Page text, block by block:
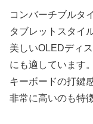
コンバーチブルタ
タブレットスタイ
美しいOLEDディ
にも適しています。
キーボードの打鍵
非常に高いのも特